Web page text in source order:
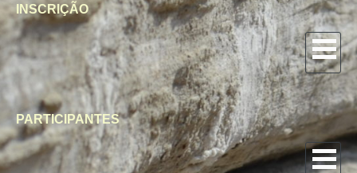
INSCRIÇÃO
PARTICIPANTES